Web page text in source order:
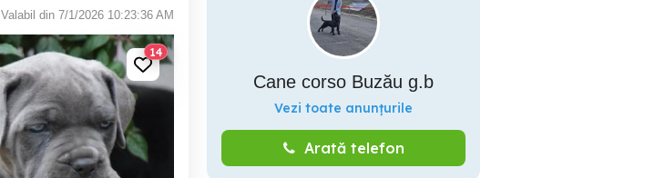
Valabil din 7/1/2026 10:23:36 AM
14
Cane corso Buzău g.b
Vezi toate anunțurile
Arată telefon